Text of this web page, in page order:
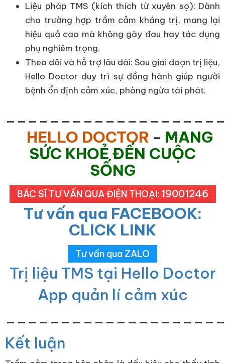
Liệu pháp TMS (kích thích từ xuyên sọ): Dành
cho trường hợp trầm cảm kháng trị, mang lại
hiệu quả cao mà không gây đau hay tác dụng
phụ nghiêm trọng.
Theo dõi và hỗ trợ lâu dài: Sau giai đoạn trị liệu,
Hello Doctor duy trì sự đồng hành giúp người
bệnh ổn định cảm xúc, phòng ngừa tái phát.
HELLO DOCTOR - MANG
SỨC KHOẺ ĐẾN CUỘC
SỐNG
BÁC SĨ TƯ VẤN QUA ĐIỆN THOẠI: 19001246
Tư vấn qua FACEBOOK:
CLICK LINK
Tư vấn qua ZALO
Trị liệu TMS tại Hello Doctor
App quản lí cảm xúc
Kết luận